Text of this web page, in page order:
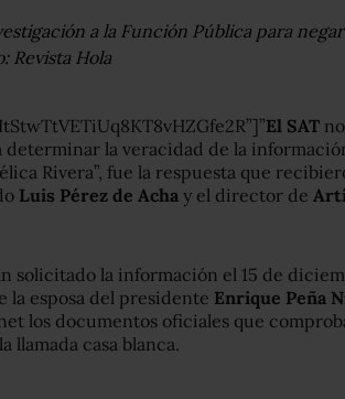
a la Función Pública para
Revista Hola
El SAT
la veracidad de la
Rivera”, fue la respuesta que
Luis Pérez de Acha y el director de
solicitado la información el 15 de
la esposa del presidente Enrique Peña
los documentos oficiales que
llamada casa blanca.